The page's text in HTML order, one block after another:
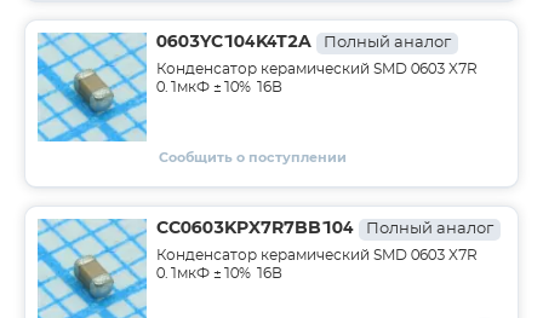
0603YC104K4T2A Полный аналог
Конденсатор керамический SMD 0603 X7R
0.1мкФ ±10% 16В
Сообщить о поступлении
CC0603KPX7R7BB104 Полный аналог
Конденсатор керамический SMD 0603 X7R
0.1мкФ ±10% 16В